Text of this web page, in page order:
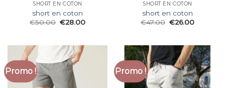
SHORT EN COTON
short en coton
€50.00 €28.00
SHORT EN COTON
short en coton
€47.00 €26.00
Promo ! Promo !